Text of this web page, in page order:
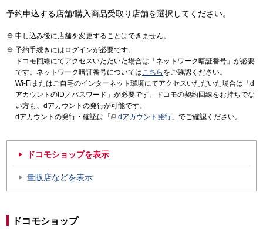
予約申込する店舗/購入商品受取り店舗を選択してください。
申し込み後に店舗を変更することはできません。
予約手続きにはログインが必要です。
ドコモ回線にてアクセスいただいた場合は「ネットワーク暗証番号」が必要
です。ネットワーク暗証番号についてはこちら をご確認ください。
Wi-Fiまたはご自宅のインターネット環境にてアクセスいただいた場合は「d
アカウントのID／パスワード」が必要です。ドコモの契約回線をお持ちでな
い方も、dアカウントの発行が可能です。
dアカウントの発行・確認は「
dアカウント発行 」でご確認ください。
ドコモショップを表示
量販店などを表示
ドコモショップ